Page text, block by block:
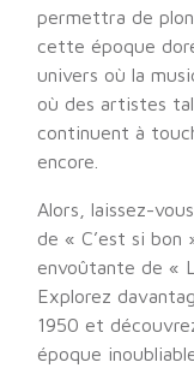
permettra de
cette époque
univers où la
où des artistes
continuent à
encore.
Alors, laissez-
de « C’est si bon
envoûtante de «
Explorez
1950 et
époque